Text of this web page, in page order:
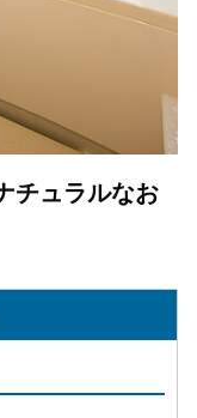
チュラルなお